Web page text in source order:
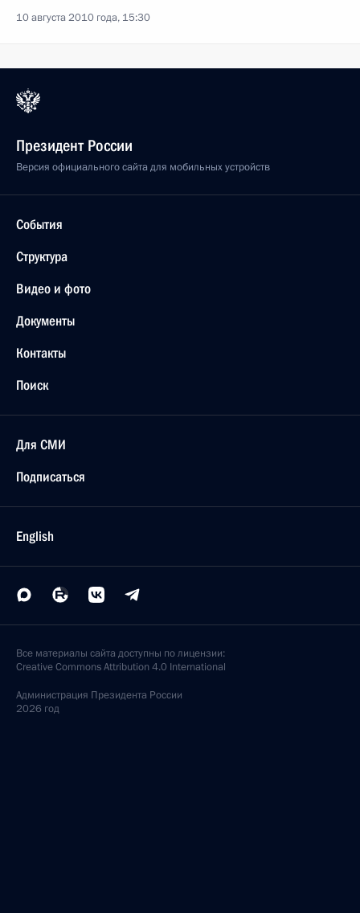
10 августа 2010 года, 15:30
Президент России
Версия официального сайта для мобильных устройств
События
Структура
Видео и фото
Документы
Контакты
Поиск
Для СМИ
Подписаться
English
Все материалы сайта доступны по лицензии:
Creative Commons Attribution 4.0 International
Администрация Президента России
2026 год